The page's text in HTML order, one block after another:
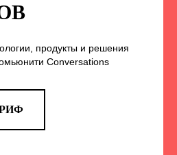
продукты и решения
Conversations